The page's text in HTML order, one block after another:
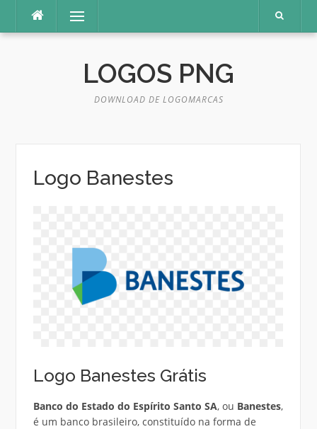
o
Menu
LOGOS PNG
DOWNLOAD DE LOGOMARCAS
Logo Banestes
Logo Banestes Grátis
Banco do Estado do Espírito Santo SA, ou Banestes,
é um banco brasileiro, constituído na forma de